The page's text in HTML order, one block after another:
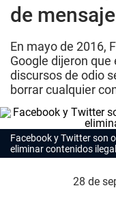
de
En mayo de 2016,
Google dijeron
discursos de odio
borrar cualquier
Facebook y Twitter son
eliminar contenidos
28 de